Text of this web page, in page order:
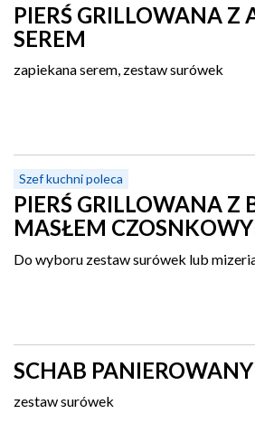
PIERŚ GRILLOWANA Z
SEREM
zapiekana serem, zestaw surówek
Szef kuchni poleca
PIERŚ GRILLOWANA Z
MASŁEM
Do wyboru zestaw surówek lub
SCHAB PANIEROWANY
zestaw surówek